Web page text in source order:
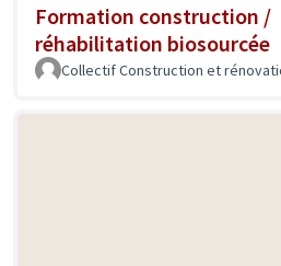
Formation construction /
réhabilitation biosourcée
Collectif Construction et